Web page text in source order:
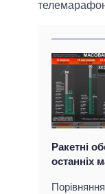
Ракетні
останніх